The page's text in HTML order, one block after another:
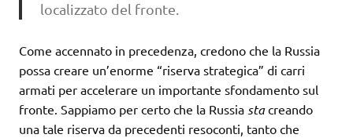
localizzato del fronte.
Come accennato in precedenza, credono che la Russia
possa creare un’enorme “riserva strategica” di carri
armati per accelerare un importante sfondamento sul
fronte. Sappiamo per certo che la Russia stacreando
una tale riserva da precedenti resoconti, tanto che